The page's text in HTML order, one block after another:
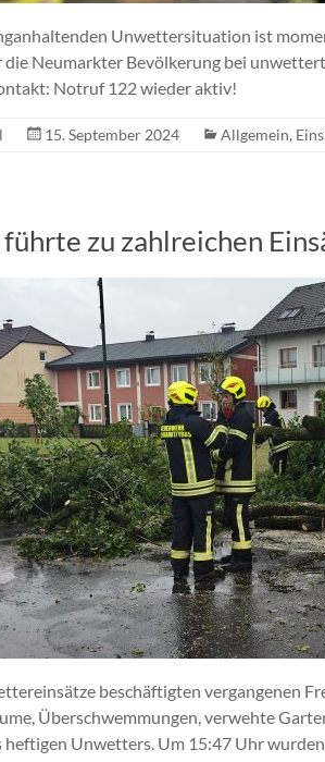
Unwettersituation ist
Neumarkter Bevölkerung bei
Notruf 122 wieder aktiv!
15. September 2024 Allgemein,
zu zahlreichen
beschäftigten vergangenen
Überschwemmungen, verwehte
heftigen Unwetters. Um 15:47 Uhr